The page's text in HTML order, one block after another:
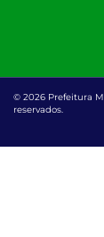
© 2026 Prefeitura
reservados.